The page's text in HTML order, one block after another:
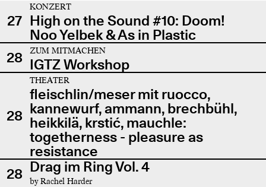
27
KONZERT
High on the Sound #10: Doom!
Noo Yelbek & As in Plastic
28
ZUM MITMACHEN
IGTZ Workshop
28
THEATER
fleischlin/meser mit ruocco,
kannewurf, ammann, brechbühl,
heikkilä, krstić, mauchle:
togetherness - pleasure as
resistance
28 Drag im Ring Vol. 4
by Rachel Harder